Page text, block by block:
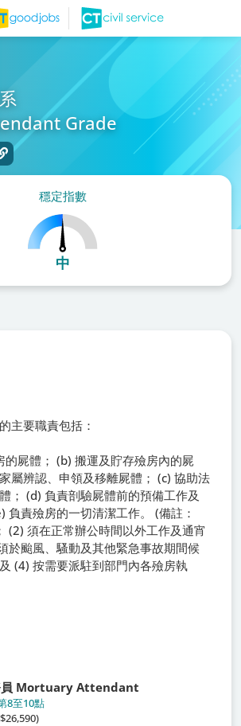
Grade
穩定指數
中
的主要職責包括：
的屍體； (b) 搬運及貯存殮房內的屍
屬辨認、申領及移離屍體； (c) 協助法
； (d) 負責剖驗屍體前的預備工作及
負責殮房的一切清潔工作。 (備註：
(2) 須在正常辦公時間以外工作及通宵
於颱風、騷動及其他緊急事故期間候
(4) 按需要派駐到部門內各殮房執
Mortuary Attendant
8至10點